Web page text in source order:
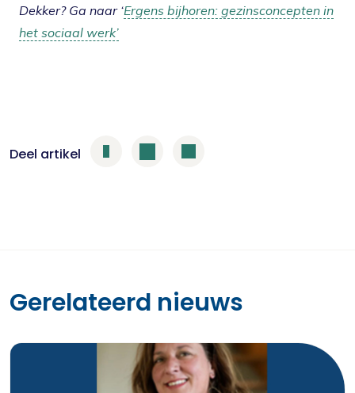
Dekker? Ga naar ‘Ergens bijhoren: gezinsconcepten in
het sociaal werk’
Deel artikel
Gerelateerd nieuws